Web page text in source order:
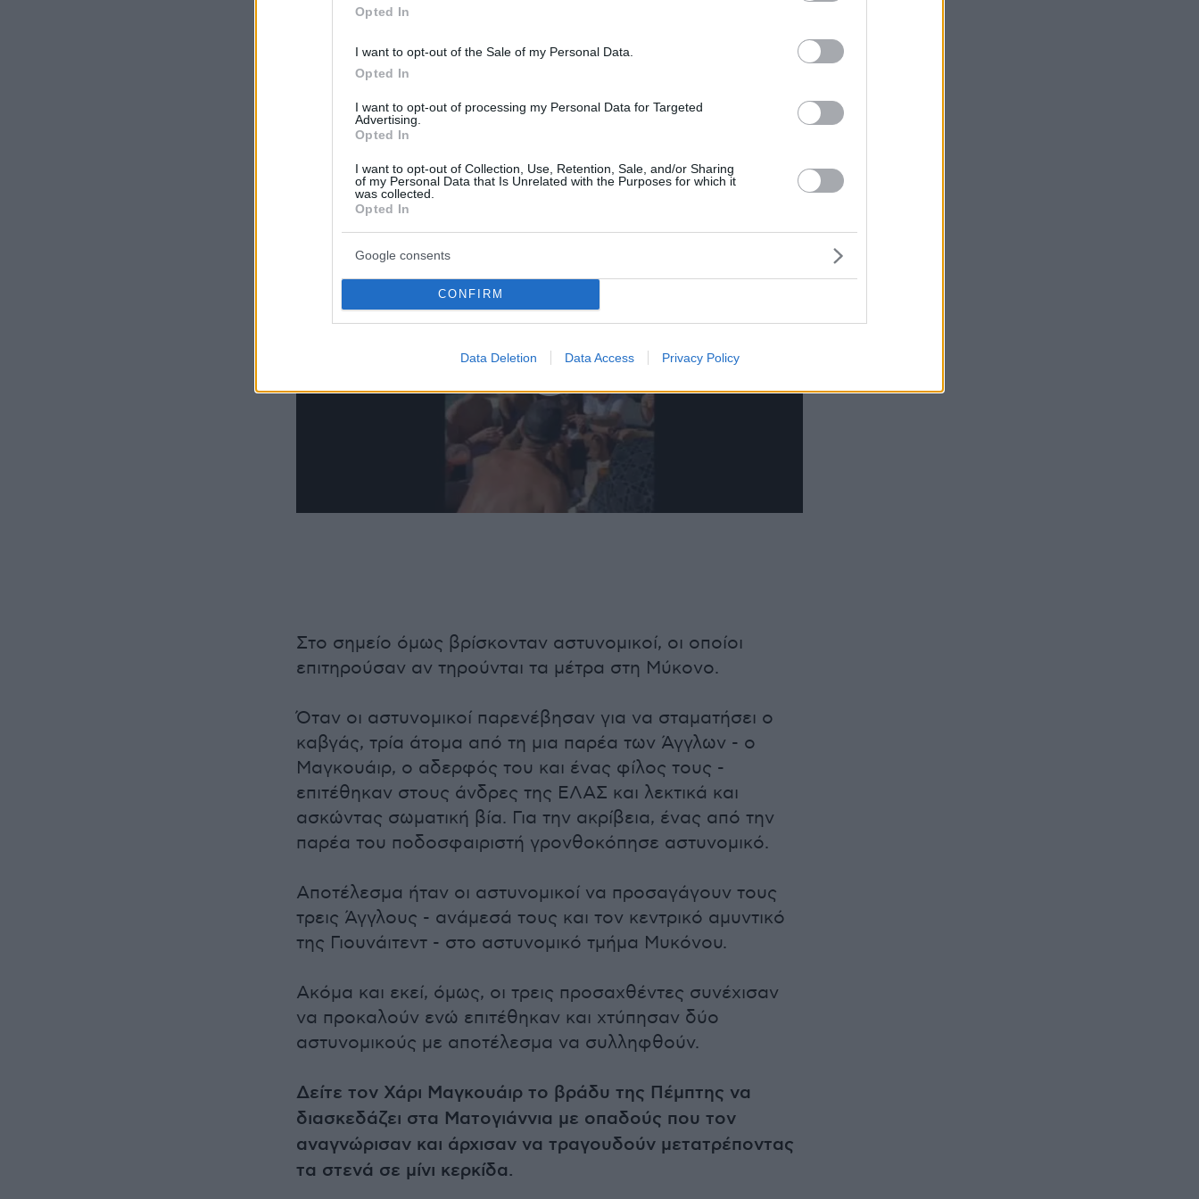
Opted In
I want to opt-out of the Sale of my Personal Data.
Opted In
I want to opt-out of processing my Personal Data for Targeted
Advertising.
Opted In
I want to opt-out of Collection, Use, Retention, Sale, and/or Sharing
of my Personal Data that Is Unrelated with the Purposes for which it
was collected.
Opted In
Google consents
CONFIRM
Data Deletion Data Access Privacy Policy
Στο σημείο όμως βρίσκονταν αστυνομικοί, οι οποίοι
επιτηρούσαν αν τηρούνται τα μέτρα στη Μύκονο.
Όταν οι αστυνομικοί παρενέβησαν για να σταματήσει ο
καβγάς, τρία άτομα από τη μια παρέα των Άγγλων - ο
Μαγκουάιρ, ο αδερφός του και ένας φίλος τους -
επιτέθηκαν στους άνδρες της ΕΛΑΣ και λεκτικά και
ασκώντας σωματική βία. Για την ακρίβεια, ένας από την
παρέα του ποδοσφαιριστή γρονθοκόπησε αστυνομικό.
Αποτέλεσμα ήταν οι αστυνομικοί να προσαγάγουν τους
τρεις Άγγλους - ανάμεσά τους και τον κεντρικό αμυντικό
της Γιουνάιτεντ - στο αστυνομικό τμήμα Μυκόνου.
Ακόμα και εκεί, όμως, οι τρεις προσαχθέντες συνέχισαν
να προκαλούν ενώ επιτέθηκαν και χτύπησαν δύο
αστυνομικούς με αποτέλεσμα να συλληφθούν.
Δείτε τον Χάρι Μαγκουάιρ το βράδυ της Πέμπτης να
διασκεδάζει στα Ματογιάννια με οπαδούς που τον
αναγνώρισαν και άρχισαν να τραγουδούν μετατρέποντας
τα στενά σε μίνι κερκίδα.